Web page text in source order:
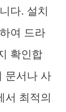
다. 설치
여 드라
확인합
문서나 사
서 최적의